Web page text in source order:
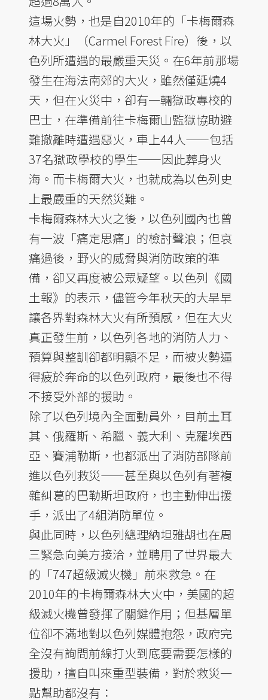
這場火勢，也是自2010年的「卡梅爾森
林大火」（Carmel Forest Fire）後，以
色列所遭遇的最嚴重天災。在6年前那場
發生在海法南郊的大火，雖然僅延燒4
天，但在火災中，卻有一輛獄政專校的
巴士，在準備前往卡梅爾山監獄協助避
難撤離時遭遇惡火，車上44人——包括
37名獄政學校的學生——因此葬身火
海。而卡梅爾大火，也就成為以色列史
上最嚴重的天然災難。
卡梅爾森林大火之後，以色列國內也曾
有一波「痛定思痛」的檢討聲浪；但哀
痛過後，野火的威脅與消防政策的準
備，卻又再度被公眾疑望。以色列《國
土報》的表示，儘管今年秋天的大旱早
讓各界對森林大火有所預感，但在大火
真正發生前，以色列各地的消防人力、
預算與整訓卻都明顯不足，而被火勢逼
得疲於奔命的以色列政府，最後也不得
不接受外部的援助。
除了以色列境內全面動員外，目前土耳
其、俄羅斯、希臘、義大利、克羅埃西
亞、賽浦勒斯，也都派出了消防部隊前
進以色列救災——甚至與以色列有著複
雜糾葛的巴勒斯坦政府，也主動伸出援
手，派出了4組消防單位。
與此同時，以色列總理納坦雅胡也在周
三緊急向美方接洽，並聘用了世界最大
的「747超級滅火機」前來救急。在
2010年的卡梅爾森林大火中，美國的超
級滅火機曾發揮了關鍵作用；但基層單
位卻不滿地對以色列媒體抱怨，政府完
全沒有詢問前線打火到底要需要怎樣的
援助，擅自叫來重型裝備，對於救災一
點幫助都沒有：